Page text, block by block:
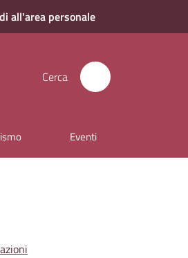
all'area personale
Cerca
Eventi